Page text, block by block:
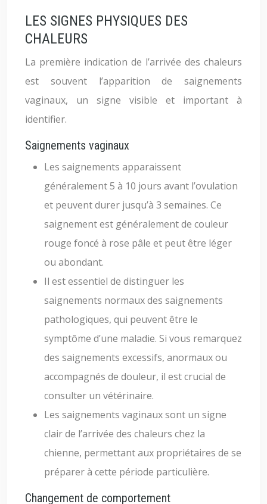
LES SIGNES PHYSIQUES DES
CHALEURS
La première indication de l’arrivée des chaleurs
est souvent l’apparition de saignements
vaginaux, un signe visible et important à
identifier.
Saignements vaginaux
Les saignements apparaissent
généralement 5 à 10 jours avant l’ovulation
et peuvent durer jusqu’à 3 semaines. Ce
saignement est généralement de couleur
rouge foncé à rose pâle et peut être léger
ou abondant.
Il est essentiel de distinguer les
saignements normaux des saignements
pathologiques, qui peuvent être le
symptôme d’une maladie. Si vous remarquez
des saignements excessifs, anormaux ou
accompagnés de douleur, il est crucial de
consulter un vétérinaire.
Les saignements vaginaux sont un signe
clair de l’arrivée des chaleurs chez la
chienne, permettant aux propriétaires de se
préparer à cette période particulière.
Changement de comportement